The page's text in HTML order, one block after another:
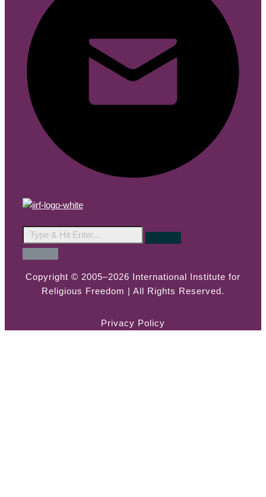
Copyright © 2005–2026 International Institute for
Religious Freedom | All Rights Reserved.
Privacy Policy